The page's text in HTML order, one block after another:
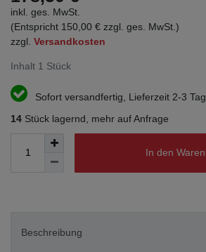
inkl. ges. MwSt.
(Entspricht 150,00 € zzgl. ges. MwSt.)
zzgl. Versandkosten
Inhalt 1 Stück
Sofort versandfertig, Lieferzeit 2-3
14 Stück lagernd, mehr auf Anfrage
In den
Beschreibung